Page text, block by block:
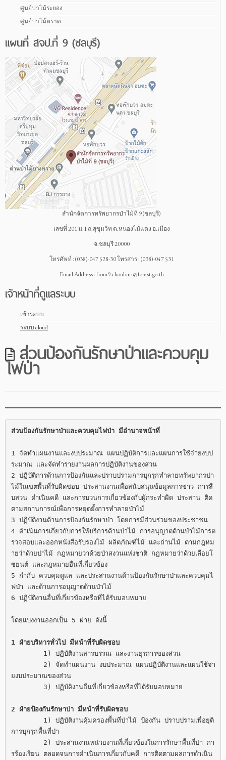
ศูนย์ป่าไม้ระยอง
ศูนย์ป่าไม้ตราด
แผนที่ สจป.ที่ 9 (ชลบุรี)
สำนักจัดการทรัพยากรป่าไม้ที่ 9 (ชลบุรี)
เลขที่ 201 ม.1 ถ.สุขุมวิท ต.หนองไม้แดง อ.เมือง
จ.ชลบุรี 20000
โทรศัพท์ : (038)-047 528-30 โทรสาร : (038)-047 531
Email Address : from9.chonburi@forest.go.th
เจ้าหน้าที่ดูแลระบบ
เข้าระบบ
ระบบ cloud
ส่วนป้องกันรักษาป่าและควบคุม
ไฟป่า
ส่วนป้องกันรักษาป่าและควบคุมไฟป่า มีอำนาจหน้าที่
1 จัดทำแผนงานและงบประมาณ แผนปฏิบัติการและแผนการใช้จ่ายงบป
ระมาณ และจัดทำรายงานผลการปฏิบัติงานของส่วน
2 ปฏิบัติการด้านการป้องกันและปราบปรามการบุกรุกทำลายทรัพยากรป่า
ไม้ในเขตพื้นที่รับผิดชอบ ประสานงานเพื่อสนับสนุนข้อมูลการข่าว การสื
บสวน ดำเนินคดี และการบวนการเกี่ยวข้องกับผู้กระทำผิด ประสาน ติด
ตามสถานการณ์เพื่อการหยุดยั้งการทำลายป่าไม้
3 ปฏิบัติงานด้านการป้องกันรักษาป่า โดยการมีส่วนร่วมของประชาชน
4 ดำเนินการเกี่ยวกับการให้บริการด้านป่าไม้ การอนุญาตด้านป่าไม้การต
รวจสอบและออกหนังสือรับรองไม้ ผลิตภัณฑ์ไม้ และถ่านไม้ ตามกฎหม
ายว่าด้วยป่าไม้ กฎหมายว่าด้วยป่าสงวนแห่งชาติ กฎหมายว่าด้วยเลื่อยโ
ซ่ยนต์ และกฎหมายอื่นที่เกี่ยวข้อง
5 กำกับ ควบคุมดูแล และประสานงานด้านป้องกันรักษาป่าและควบคุมไ
ฟป่า และด้านการอนุญาตด้านป่าไม้
6 ปฏิบัติงานอื่นที่เกี่ยวข้องหรือที่ได้รับมอบหมาย
โดยแบ่งงานออกเป็น 5 ฝ่าย ดังนี้
1 ฝ่ายบริหารทั่วไป มีหน้าที่รับผิดชอบ
ยงบประมาณของส่วน
2 ฝ่ายป้องกันรักษาป่า มีหน้าที่รับผิดชอบ
การบุกรุกพื้นที่ป่า
รร้องเรียน ตลอดจนการดำเนินการเกี่ยวกับคดี การติดตามผลการดำเนิน